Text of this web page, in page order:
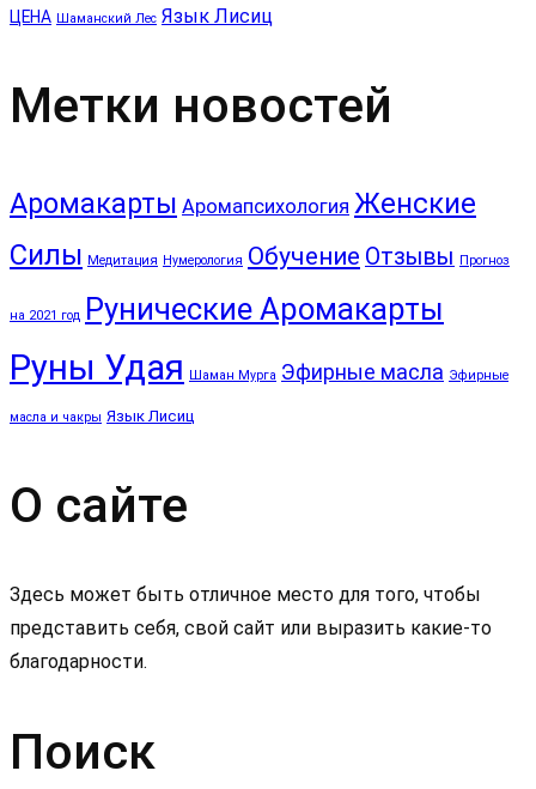
ЦЕНА Шаманский Лес Язык Лисиц
Метки новостей
Аромакарты Аромапсихология Женские
Силы Медитация Нумерология Обучение Отзывы Прогноз
на 2021 год Рунические Аромакарты
Руны Удая Шаман Мурга Эфирные масла Эфирные
масла и чакры Язык Лисиц
О сайте
Здесь может быть отличное место для того, чтобы
представить себя, свой сайт или выразить какие-то
благодарности.
Поиск